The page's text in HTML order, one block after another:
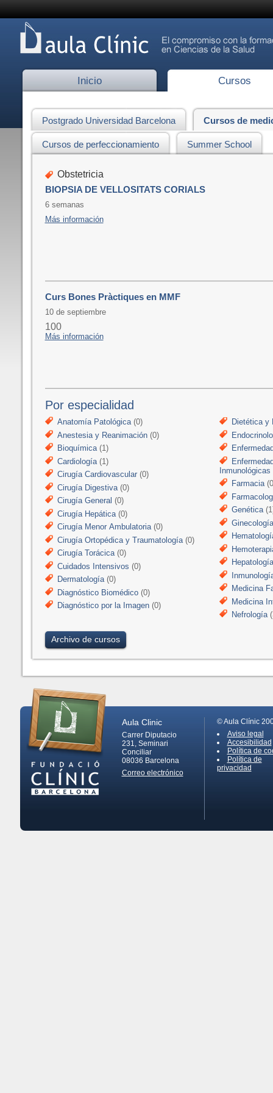
Inicio Cursos
Postgrado Universidad Barcelona Cursos de
Cursos de perfeccionamiento Summer School
Obstetricia
BIOPSIA DE VELLOSITATS CORIALS
6 semanas
Más información
Curs Bones Pràctiques en MMF
10 de septiembre
100
Más información
Por especialidad
Anatomía Patológica(0)
Anestesia y Reanimación(0)
Bioquímica(1)
Cardiología(1)
Cirugía Cardiovascular(0)
Cirugía Digestiva(0)
Cirugía General (0)
Cirugía Hepática(0)
Cirugía Menor Ambulatoria(0)
Cirugía Ortopédica y Traumatología(0)
Cirugía Torácica(0)
Cuidados Intensivos (0)
Dermatología(0)
Diagnóstico Biomédico(0)
Diagnóstico por la Imagen(0)
Dietética y
Inmunológicas
Farmacia
Genética
Ginecología
Hepatología
Medicina
Medicina
Nefrología
Archivo de cursos
Aula Clinic
Carrer Diputacio
231, Seminari
Conciliar
08036 Barcelona
Correo electrónico
© Aula Clínic
Aviso legal
Accesibilidad
Política de
Política de
privacidad